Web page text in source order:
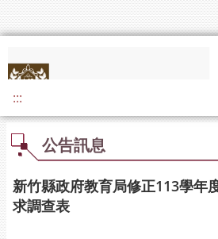
:::
公告訊息
新竹縣政府教育局修正113學年
求調查表